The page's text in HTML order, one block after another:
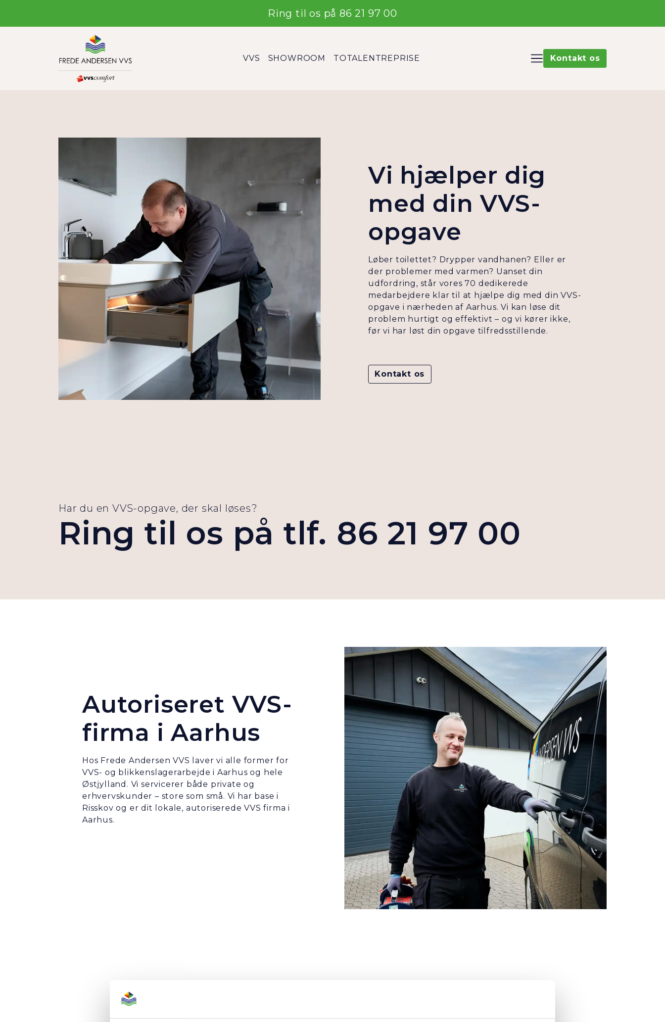
Ring til os på 86 21 97 00
VVS SHOWROOM TOTALENTREPRISE Kontakt os
Vi hjælper dig
med din VVS-
opgave
Løber toilettet? Drypper vandhanen? Eller er
der problemer med varmen? Uanset din
udfordring, står vores 70 dedikerede
medarbejdere klar til at hjælpe dig med din VVS-
opgave i nærheden af Aarhus. Vi kan løse dit
problem hurtigt og effektivt – og vi kører ikke,
før vi har løst din opgave tilfredsstillende.
Kontakt os
Har du en VVS-opgave, der skal løses?
Ring til os på tlf. 86 21 97 00
Autoriseret VVS-
firma i Aarhus
Hos Frede Andersen VVS laver vi alle former for
VVS- og blikkenslagerarbejde i Aarhus og hele
Østjylland. Vi servicerer både private og
erhvervskunder – store som små. Vi har base i
Risskov og er dit lokale, autoriserede VVS firma i
Aarhus.